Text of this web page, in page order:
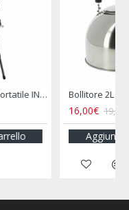
Bollitore Elettrico 12V Camper 800ML Presa Accendisigari
Aggiungi al carrello